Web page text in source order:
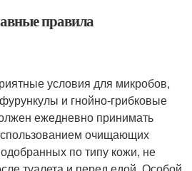
правила
условия для микробов,
и гнойно-грибковые
ежедневно принимать
очищающих
по типу кожи, не